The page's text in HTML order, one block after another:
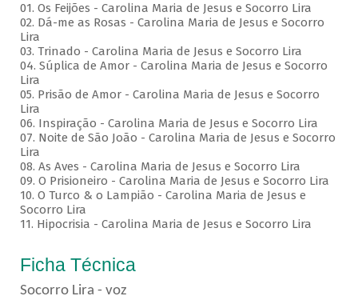
01. Os Feijões - Carolina Maria de Jesus e Socorro Lira
02. Dá-me as Rosas - Carolina Maria de Jesus e Socorro
Lira
03. Trinado - Carolina Maria de Jesus e Socorro Lira
04. Súplica de Amor - Carolina Maria de Jesus e Socorro
Lira
05. Prisão de Amor - Carolina Maria de Jesus e Socorro
Lira
06. Inspiração - Carolina Maria de Jesus e Socorro Lira
07. Noite de São João - Carolina Maria de Jesus e Socorro
Lira
08. As Aves - Carolina Maria de Jesus e Socorro Lira
09. O Prisioneiro - Carolina Maria de Jesus e Socorro Lira
10. O Turco & o Lampião - Carolina Maria de Jesus e
Socorro Lira
11. Hipocrisia - Carolina Maria de Jesus e Socorro Lira
Ficha Técnica
Socorro Lira - voz